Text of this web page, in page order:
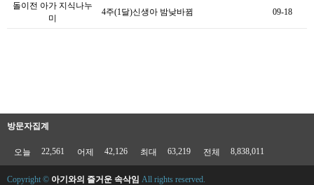
돌이전 아가 지식나누
미
4주(1달)신생아 밤낮바뀜 09-18
방문자집계
오늘 22,561 어제 42,126 최대 63,219 전체 8,838,011
Copyright © 아기와의 즐거운 속삭임 All rights reserved.